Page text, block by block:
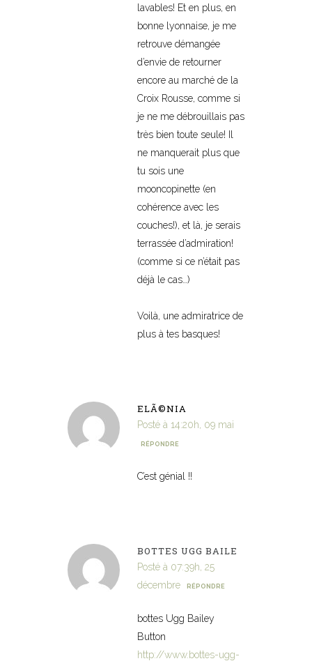
lavables! Et en plus, en
bonne lyonnaise, je me
retrouve démangée
d’envie de retourner
encore au marché de la
Croix Rousse, comme si
je ne me débrouillais pas
très bien toute seule! Il
ne manquerait plus que
tu sois une
mooncopinette (en
cohérence avec les
couches!), et là, je serais
terrassée d’admiration!
(comme si ce n’était pas
déjà le cas…)
Voilà, une admiratrice de
plus à tes basques!
ELÃ©NIA
Posté à 14:20h, 09 mai
RÉPONDRE
C’est génial !!
BOTTES UGG BAILE
Posté à 07:39h, 25
décembre
RÉPONDRE
bottes Ugg Bailey
Button
http://www.bottes-ugg-